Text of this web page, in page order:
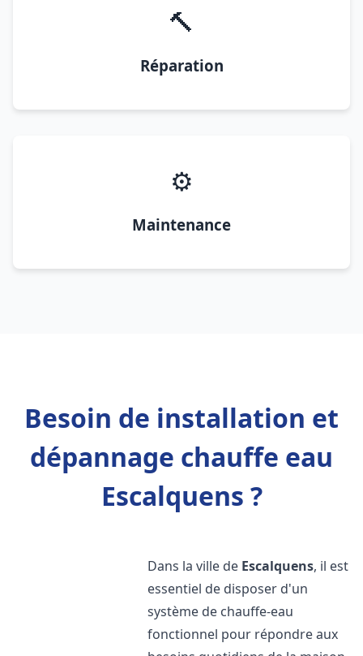
🔨
Réparation
⚙️
Maintenance
Besoin de installation et
dépannage chauffe eau
Escalquens ?
Dans la ville de Escalquens, il est
essentiel de disposer d'un
système de chauffe-eau
fonctionnel pour répondre aux